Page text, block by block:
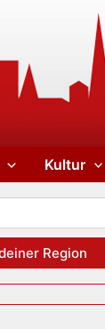
Kultur
Region